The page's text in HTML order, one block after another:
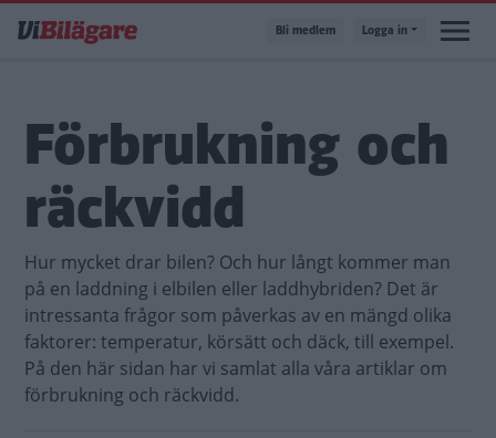
till
Bli medlem Logga in
Förbrukning och
räckvidd
Hur mycket drar bilen? Och hur långt kommer man
på en laddning i elbilen eller laddhybriden? Det är
intressanta frågor som påverkas av en mängd olika
faktorer: temperatur, körsätt och däck, till exempel.
På den här sidan har vi samlat alla våra artiklar om
förbrukning och räckvidd.